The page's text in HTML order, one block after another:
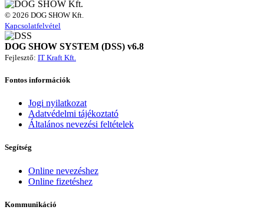
© 2026 DOG SHOW Kft.
Kapcsolatfelvétel
DOG SHOW SYSTEM (DSS) v6.8
Fejlesztő: IT Kraft Kft.
Fontos információk
Jogi nyilatkozat
Adatvédelmi tájékoztató
Általános nevezési feltételek
Segítség
Online nevezéshez
Online fizetéshez
Kommunikáció